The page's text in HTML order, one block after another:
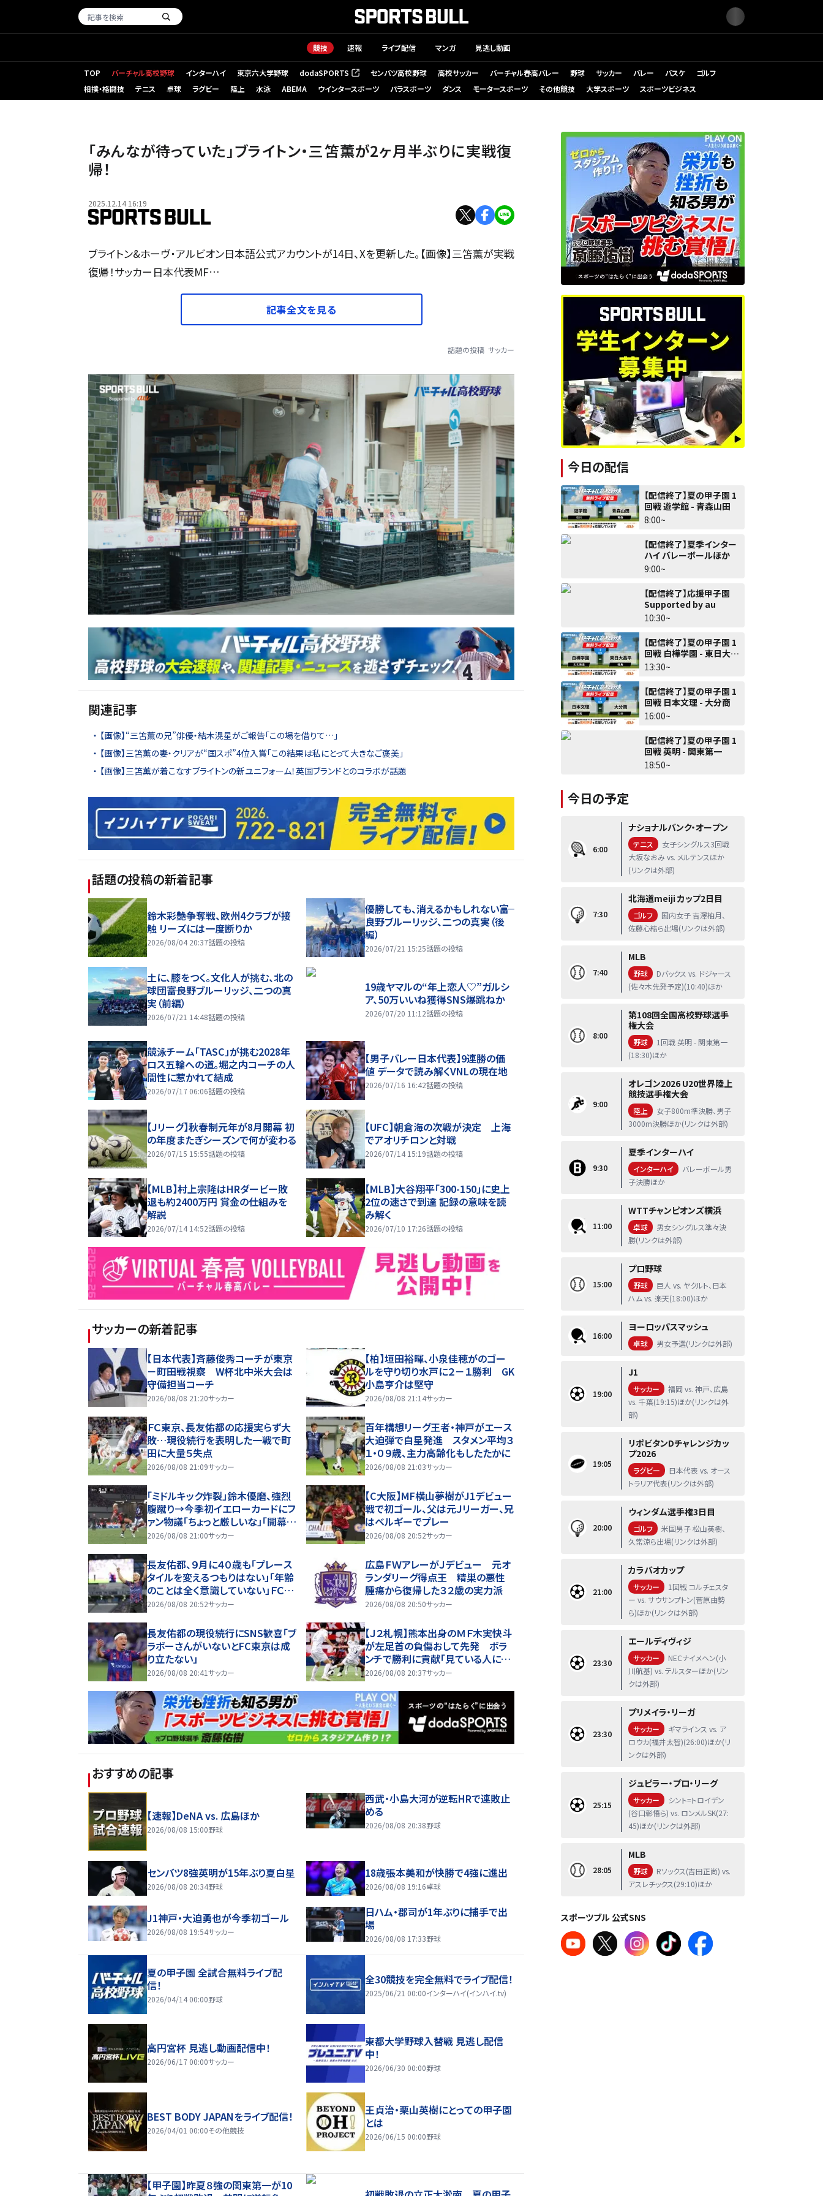
競技 速報 ライブ配信 マンガ 見逃し動画
TOP バーチャル高校野球 インターハイ 東京六大学野球 dodaSPORTS
（新しいタブで開く） センバツ高校野球 高校サッカー バーチャル春高バレー 野球 サッカー バレー バスケ
ゴルフ
相撲・格闘技
テニス 卓球 ラグビー 陸上 水泳 ABEMA ウインタースポーツ パラスポーツ ダンス モータースポーツ その他競技 大学スポーツ スポーツビジネス
「みんなが待っていた」ブライトン・三笘薫が2ヶ月半ぶりに実戦復
帰！
2025.12.14 16:19
ブライトン&ホーヴ・アルビオン日本語公式アカウントが14日、Xを更新した。【画像】三笘薫が実戦
復帰！サッカー日本代表MF…
記事全文を見る
話題の投稿 サッカー
関連記事
【画像】“三笘薫の兄”俳優・結木滉星がご報告「この場を借りて…」
【画像】三笘薫の妻・クリアが“国スポ”4位入賞「この結果は私にとって大きなご褒美」
【画像】三笘薫が着こなすブライトンの新ユニフォーム！英国ブランドとのコラボが話題
話題の投稿の新着記事
鈴木彩艶争奪戦、欧州4クラブが接
触 リーズには一度断りか
2026/08/04 20:37話題の投稿
優勝しても、消えるかもしれない――富
良野ブルーリッジ、二つの真実（後
編）
2026/07/21 15:25話題の投稿
土に、膝をつく。文化人が挑む、北の
球団――富良野ブルーリッジ、二つの真
実（前編）
2026/07/21 14:48話題の投稿
19歳ヤマルの“年上恋人♡”ガルシ
ア、50万いいね獲得SNS爆跳ねか
2026/07/20 11:12話題の投稿
競泳チーム「TASC」が挑む2028年
ロス五輪への道。堀之内コーチの人
間性に惹かれて結成
2026/07/17 06:06話題の投稿
【男子バレー日本代表】9連勝の価
値 データで読み解くVNLの現在地
2026/07/16 16:42話題の投稿
【Jリーグ】秋春制元年が8月開幕 初
の年度またぎシーズンで何が変わる
2026/07/15 15:55話題の投稿
【UFC】朝倉海の次戦が決定 上海
でアオリチロンと対戦
2026/07/14 15:19話題の投稿
【MLB】村上宗隆はHRダービー敗
退も約2400万円 賞金の仕組みを
解説
2026/07/14 14:52話題の投稿
【MLB】大谷翔平「300-150」に史上
2位の速さで到達 記録の意味を読
み解く
2026/07/10 17:26話題の投稿
サッカーの新着記事
【日本代表】斉藤俊秀コーチが東京
－町田戦視察 W杯北中米大会は
守備担当コーチ
2026/08/08 21:20サッカー
【柏】垣田裕暉、小泉佳穂がのゴー
ルを守り切り水戸に２－１勝利 GK
小島亨介は堅守
2026/08/08 21:14サッカー
ＦＣ東京、長友佑都の応援実らず大
敗…現役続行を表明した一戦で町
田に大量５失点
2026/08/08 21:09サッカー
百年構想リーグ王者・神戸がエース
大迫弾で白星発進 スタメン平均３
１・０９歳、主力高齢化もしたたかに
2026/08/08 21:03サッカー
「ミドルキック炸裂」鈴木優磨、強烈
腹蹴り→今季初イエローカードにフ
ァン物議「ちょっと厳しいな」「開幕戦
からお祖母様に怒られる」
2026/08/08 21:00サッカー
【C大阪】MF横山夢樹がJ1デビュー
戦で初ゴール、父は元Ｊリーガー、兄
はベルギーでプレー
2026/08/08 20:52サッカー
長友佑都、９月に４０歳も「プレース
タイルを変えるつもりはない」「年齢
のことは全く意識していない」ＦＣ東
京で現役続行を表明
2026/08/08 20:52サッカー
広島ＦＷアレーがＪデビュー 元オ
ランダリーグ得点王 精巣の悪性
腫瘍から復帰した３２歳の実力派
2026/08/08 20:50サッカー
長友佑都の現役続行にSNS歓喜「ブ
ラボーさんがいないとFC東京は成
り立たない」
2026/08/08 20:41サッカー
【Ｊ２札幌】熊本出身のＭＦ木実快斗
が左足首の負傷おして先発 ボラ
ンチで勝利に貢献「見ている人に楽
しんでもらえるサッカーができたと
2026/08/08 20:37サッカー
おすすめの記事
【速報】DeNA vs. 広島ほか
2026/08/08 15:00野球
西武・小島大河が逆転HRで連敗止
める
2026/08/08 20:38野球
センバツ8強英明が15年ぶり夏白星
2026/08/08 20:34野球
18歳張本美和が快勝で4強に進出
2026/08/08 19:16卓球
J1神戸・大迫勇也が今季初ゴール
2026/08/08 19:54サッカー
日ハム・郡司が1年ぶりに捕手で出
場
2026/08/08 17:33野球
夏の甲子園 全試合無料ライブ配
信！
2026/04/14 00:00野球
全30競技を完全無料でライブ配信！
2025/06/21 00:00インターハイ(インハイ.tv)
高円宮杯 見逃し動画配信中！
2026/06/17 00:00サッカー
東都大学野球入替戦 見逃し配信
中！
2026/06/30 00:00野球
BEST BODY JAPANをライブ配信！
2026/04/01 00:00その他競技
王貞治・栗山英樹にとっての甲子園
とは
2026/06/15 00:00野球
【甲子園】昨夏８強の関東第一が10
今日の配信
【配信終了】夏の甲子園 1
回戦 遊学館 - 青森山田
8:00~
【配信終了】夏季インター
ハイ バレーボールほか
9:00~
【配信終了】応援甲子園
Supported by au
10:30~
【配信終了】夏の甲子園 1
回戦 白樺学園 - 東日大昌
平
13:30~
【配信終了】夏の甲子園 1
回戦 日本文理 - 大分商
16:00~
【配信終了】夏の甲子園 1
回戦 英明 - 関東第一
18:50~
今日の予定
6:00
ナショナルバンク・オープン
テニス
女子シングルス3回戦
大坂なおみ vs. メルテンスほか
(リンクは外部)
7:30
北海道meiji カップ2日目
ゴルフ
国内女子 吉澤柚月、
佐藤心結ら出場(リンクは外部)
7:40
MLB
野球
Dバックス vs. ドジャース
(佐々木先発予定)(10:40)ほか
8:00
第108回全国高校野球選手
権大会
野球
1回戦 英明 - 関東第一
(18:30)ほか
9:00
オレゴン2026 U20世界陸上
競技選手権大会
陸上
女子800m準決勝、男子
3000m決勝ほか(リンクは外部)
9:30
夏季インターハイ
インターハイ
バレーボール男
子決勝ほか
11:00
WTTチャンピオンズ横浜
卓球
男女シングルス準々決
勝(リンクは外部)
15:00
プロ野球
野球
巨人 vs. ヤクルト、日本
ハム vs. 楽天(18:00)ほか
16:00
ヨーロッパスマッシュ
卓球 男女予選(リンクは外部)
19:00
J1
サッカー
福岡 vs. 神戸、広島
vs. 千葉(19:15)ほか(リンクは外
部)
19:05
リポビタンDチャレンジカッ
プ2026
ラグビー
日本代表 vs. オース
トラリア代表(リンクは外部)
20:00
ウィンダム選手権3日目
ゴルフ
米国男子 松山英樹、
久常涼ら出場(リンクは外部)
21:00
カラバオカップ
サッカー
1回戦 コルチェスタ
ー vs. サウサンプトン(菅原由勢
ら)ほか(リンクは外部)
23:30
エールディヴィジ
サッカー
NECナイメヘン(小
川航基) vs. テルスターほか(リン
クは外部)
23:30
プリメイラ・リーガ
サッカー
ギマラインス vs. ア
ロウカ(福井太智)(26:00)ほか(リ
ンクは外部)
25:15
ジュピラー・プロ・リーグ
サッカー
シント=トロイデン
(谷口彰悟ら) vs. ロンメルSK(27:
45)ほか(リンクは外部)
28:05
MLB
野球
Rソックス(吉田正尚) vs.
アスレチックス(29:10)ほか
スポーツブル 公式SNS